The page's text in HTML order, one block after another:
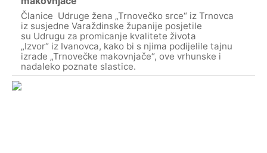
Članice Udruge žena „Trnovečko srce“ iz Trnovca
iz susjedne Varaždinske županije posjetile
su Udrugu za promicanje kvalitete života
„Izvor“ iz Ivanovca, kako bi s njima podijelile tajnu
izrade „Trnovečke makovnjače“, ove vrhunske i
nadaleko poznate slastice.